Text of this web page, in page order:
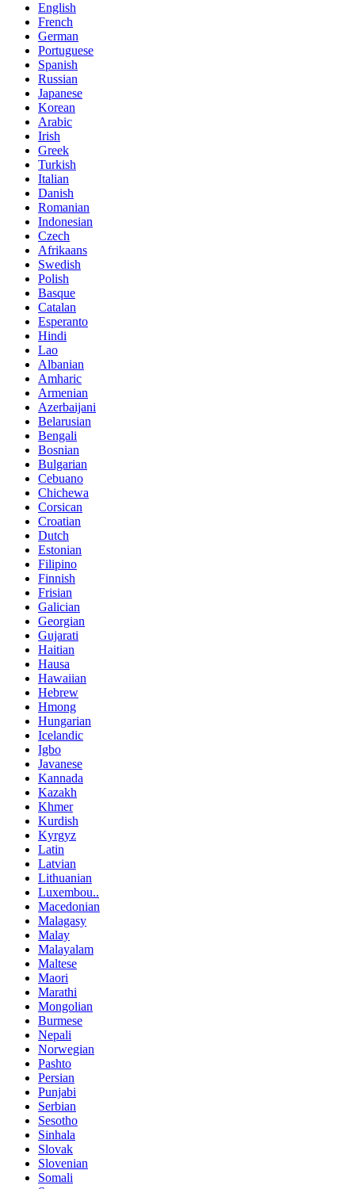
English
French
German
Portuguese
Spanish
Russian
Japanese
Korean
Arabic
Irish
Greek
Turkish
Italian
Danish
Romanian
Indonesian
Czech
Afrikaans
Swedish
Polish
Basque
Catalan
Esperanto
Hindi
Lao
Albanian
Amharic
Armenian
Azerbaijani
Belarusian
Bengali
Bosnian
Bulgarian
Cebuano
Chichewa
Corsican
Croatian
Dutch
Estonian
Filipino
Finnish
Frisian
Galician
Georgian
Gujarati
Haitian
Hausa
Hawaiian
Hebrew
Hmong
Hungarian
Icelandic
Igbo
Javanese
Kannada
Kazakh
Khmer
Kurdish
Kyrgyz
Latin
Latvian
Lithuanian
Luxembou..
Macedonian
Malagasy
Malay
Malayalam
Maltese
Maori
Marathi
Mongolian
Burmese
Nepali
Norwegian
Pashto
Persian
Punjabi
Serbian
Sesotho
Sinhala
Slovak
Slovenian
Somali